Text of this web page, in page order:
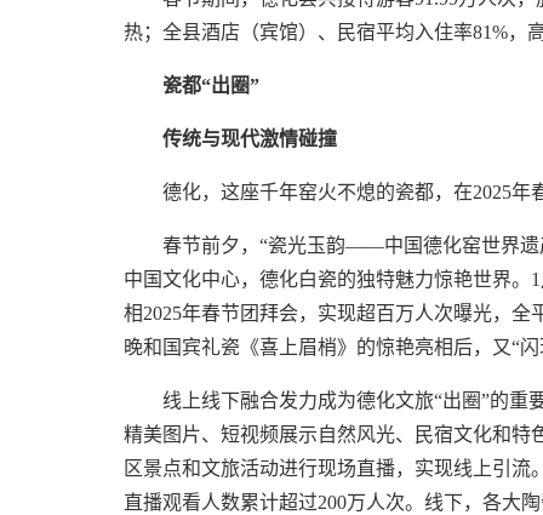
热；全县酒店（宾馆）、民宿平均入住率81%，
瓷都“出圈”
传统与现代激情碰撞
德化，这座千年窑火不熄的瓷都，在2025
春节前夕，“瓷光玉韵——中国德化窑世界遗
中国文化中心，德化白瓷的独特魅力惊艳世界
相2025年春节团拜会，实现超百万人次曝光，
晚和国宾礼瓷《喜上眉梢》的惊艳亮相后，又“
线上线下融合发力成为德化文旅“出圈”的
精美图片、短视频展示自然风光、民宿文化和
区景点和文旅活动进行现场直播，实现线上引
直播观看人数累计超过200万人次。线下，各大